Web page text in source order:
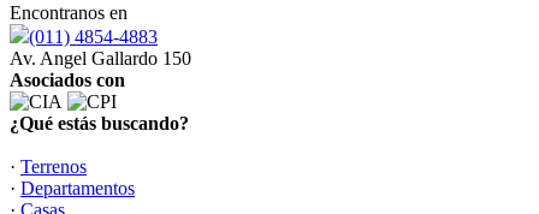
Encontranos en
(011) 4854-4883
Av. Angel Gallardo 150
Asociados con
¿Qué estás buscando?
· Terrenos
· Departamentos
· Casas